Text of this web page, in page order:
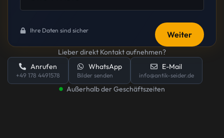
Weiter
Ihre Daten sind sicher
Lieber direkt Kontakt aufnehmen?
Anrufen
+49 178 4491578
WhatsApp
Bilder senden
E-Mail
info@antik-seider.de
Außerhalb der Geschäftszeiten